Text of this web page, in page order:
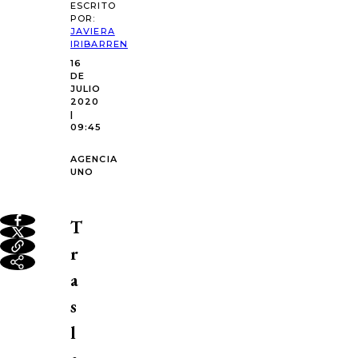
ESCRITO
POR:
JAVIERA
IRIBARREN
16
DE
JULIO
2020
|
09:45
AGENCIA
UNO
T
r
a
s
l